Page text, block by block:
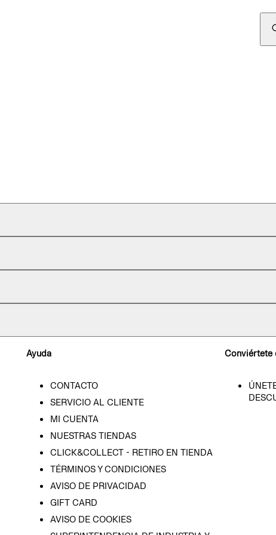
Ayuda
CONTACTO
SERVICIO AL CLIENTE
MI CUENTA
NUESTRAS TIENDAS
CLICK&COLLECT - RETIRO EN TIENDA
TÉRMINOS Y CONDICIONES
AVISO DE PRIVACIDAD
GIFT CARD
AVISO DE COOKIES
Conviértete